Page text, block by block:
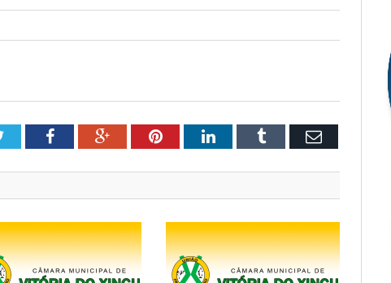
TwitterFacebookGoogle+PinterestLinkedInTumblr Email